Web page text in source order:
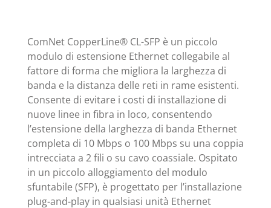
ComNet CopperLine® CL-SFP è un piccolo
modulo di estensione Ethernet collegabile al
fattore di forma che migliora la larghezza di
banda e la distanza delle reti in rame esistenti.
Consente di evitare i costi di installazione di
nuove linee in fibra in loco, consentendo
l’estensione della larghezza di banda Ethernet
completa di 10 Mbps o 100 Mbps su una coppia
intrecciata a 2 fili o su cavo coassiale. Ospitato
in un piccolo alloggiamento del modulo
sfuntabile (SFP), è progettato per l’installazione
plug-and-play in qualsiasi unità Ethernet